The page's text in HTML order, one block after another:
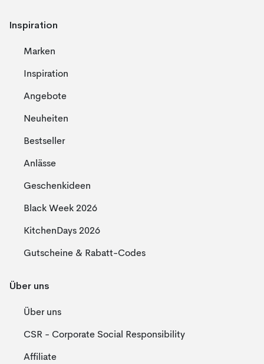
Inspiration
Marken
Inspiration
Angebote
Neuheiten
Bestseller
Anlässe
Geschenkideen
Black Week 2026
KitchenDays 2026
Gutscheine & Rabatt-Codes
Über uns
Über uns
CSR - Corporate Social Responsibility
Affiliate